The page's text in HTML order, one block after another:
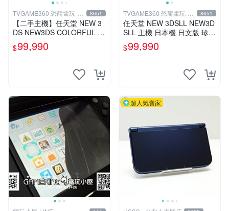
TVGAME360 恐龍電玩-台
中店
8651
【二手主機】任天堂 NEW 3
DS NEW3DS COLORFUL S
TAR 日規機 七彩星星 限量版
附原廠充電器
$99,990
TVGAME360 恐龍電玩-台
中店
8651
任天堂 NEW 3DSLL NEW3D
SLL 主機 日本機 日文版 珍珠
白【台中恐龍電玩】
$99,990
超人氣賣家